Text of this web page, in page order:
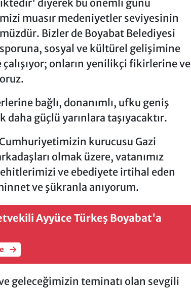
diyerek bu önemli günü
muasır medeniyetler seviyesinin
Bizler de Boyabat Belediyesi
sosyal ve kültürel gelişimine
onların yenilikçi fikirlerine ve
bağlı, donanımlı, ufku geniş
güçlü yarınlara taşıyacaktır.
kurucusu Gazi
olmak üzere, vatanımız
ve ebediyete irtihal eden
ve şükranla anıyorum.
Ayyüce Türkeş Boyabat'a
geleceğimizin teminatı olan sevgili